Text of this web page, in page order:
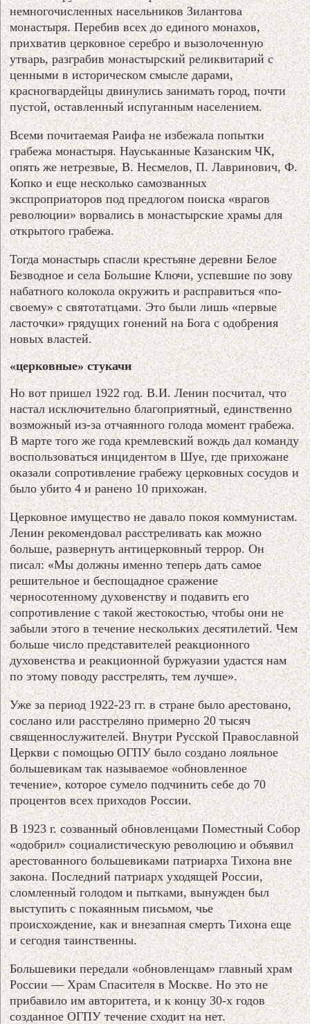
немногочисленных насельников Зилантова
монастыря. Перебив всех до единого монахов,
прихватив церковное серебро и вызолоченную
утварь, разграбив монастырский реликвитарий с
ценными в историческом смысле дарами,
красногвардейцы двинулись занимать город, почти
пустой, оставленный испуганным населением.
Всеми почитаемая Раифа не избежала попытки
грабежа монастыря. Науськанные Казанским ЧК,
опять же нетрезвые, В. Несмелов, П. Лавринович, Ф.
Копко и еще несколько самозванных
экспроприаторов под предлогом поиска «врагов
революции» ворвались в монастырские храмы для
открытого грабежа.
Тогда монастырь спасли крестьяне деревни Белое
Безводное и села Большие Ключи, успевшие по зову
набатного колокола окружить и расправиться «по-
своему» с святотатцами. Это были лишь «первые
ласточки» грядущих гонений на Бога с одобрения
новых властей.
«церковные» стукачи
Но вот пришел 1922 год. В.И. Ленин посчитал, что
настал исключительно благоприятный, единственно
возможный из-за отчаянного голода момент грабежа.
В марте того же года кремлевский вождь дал команду
воспользоваться инцидентом в Шуе, где прихожане
оказали сопротивление грабежу церковных сосудов и
было убито 4 и ранено 10 прихожан.
Церковное имущество не давало покоя коммунистам.
Ленин рекомендовал расстреливать как можно
больше, развернуть антицерковный террор. Он
писал: «Мы должны именно теперь дать самое
решительное и беспощадное сражение
черносотенному духовенству и подавить его
сопротивление с такой жестокостью, чтобы они не
забыли этого в течение нескольких десятилетий. Чем
больше число представителей реакционного
духовенства и реакционной буржуазии удастся нам
по этому поводу расстрелять, тем лучше».
Уже за период 1922-23 гг. в стране было арестовано,
сослано или расстреляно примерно 20 тысяч
священнослужителей. Внутри Русской Православной
Церкви с помощью ОГПУ было создано лояльное
большевикам так называемое «обновленное
течение», которое сумело подчинить себе до 70
процентов всех приходов России.
В 1923 г. созванный обновленцами Поместный Собор
«одобрил» социалистическую революцию и объявил
арестованного большевиками патриарха Тихона вне
закона. Последний патриарх уходящей России,
сломленный голодом и пытками, вынужден был
выступить с покаянным письмом, чье
происхождение, как и внезапная смерть Тихона еще
и сегодня таинственны.
Большевики передали «обновленцам» главный храм
России — Храм Спасителя в Москве. Но это не
прибавило им авторитета, и к концу 30-х годов
созданное ОГПУ течение сходит на нет.